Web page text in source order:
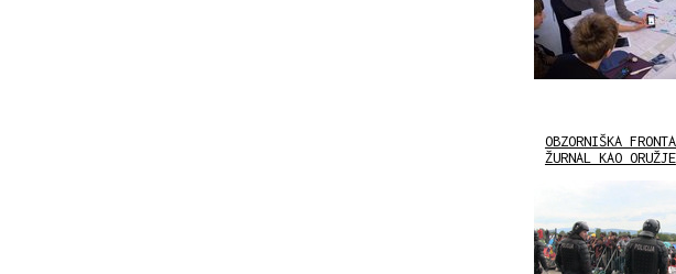
OBZORNIŠKA
ŽURNAL KAO ORUŽJE